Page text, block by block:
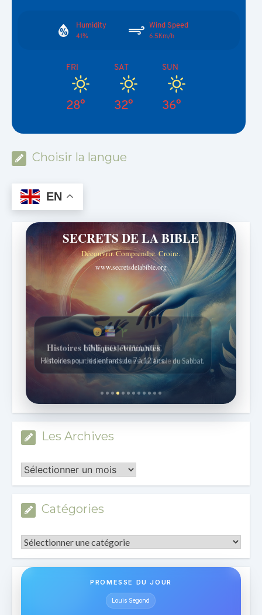
Humidity
41%
Wind Speed
6.5Km/h
FRI
28°
SAT
32°
SUN
36°
Choisir la langue
EN
SECRETS DE LA BIBLE
Découvrir. Comprendre. Croire.
www.secretsdelabible.org
Histoires bibliques étonnantes
Histoires pour les enfants de 7 à 12 ans.
Les Archives
Les
Archives
Catégories
Catégories
PROMESSE DU JOUR
Louis Segond